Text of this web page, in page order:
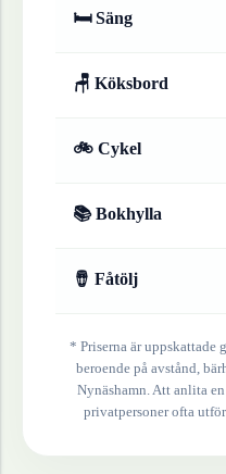
🛏 Säng
🪑 Köksbord
🚲 Cykel
📚 Bokhylla
🪘 Fåtölj
* Priserna är uppskattade
beroende på avstånd,
Nynäshamn. Att anlita
privatpersoner ofta